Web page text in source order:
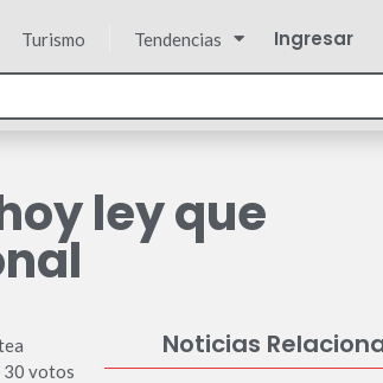
Turismo Tendencias Ingresar
ley que
30 votos
Noticias